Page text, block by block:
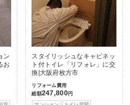
ン
お
スタイリッシュなキャビネッ
ト付トイレ「リフォレ」に交
換|大阪府枚方市
リフォーム費用
総額247,800円